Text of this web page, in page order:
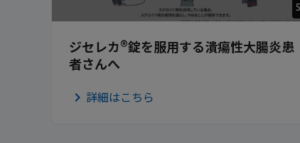
ジセレカ ®錠を服用する潰瘍性大腸炎患
者さんへ
詳細はこちら